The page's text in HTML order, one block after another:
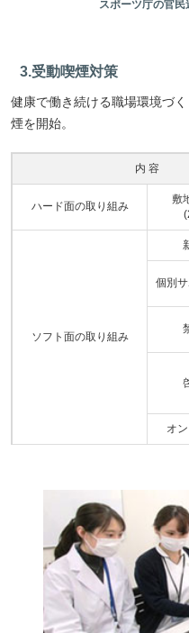
スポーツ庁の官
3.受動喫煙対策
健康で働き続ける職場環境づ
煙を開始。
内 容
ハード面の取り組み
敷
ソフト面の取り組み
個別
オ